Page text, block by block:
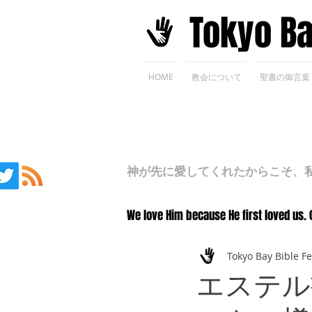
​Tokyo
HOME 教会について 聖書の御言葉
神が先に愛してくれたからこそ、
We love Him because He first loved us.
エステ
Tokyo Bay Bible